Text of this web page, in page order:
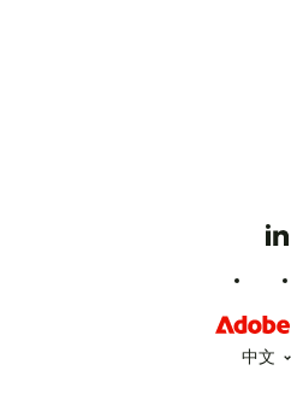
中文